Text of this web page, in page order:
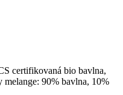
certifikovaná bio bavlna,
melange: 90% bavlna, 10%